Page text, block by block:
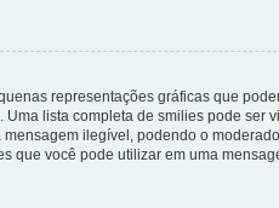
representações gráficas que
Uma lista completa de smilies pode
ilegível, podendo o
que você pode utilizar em uma